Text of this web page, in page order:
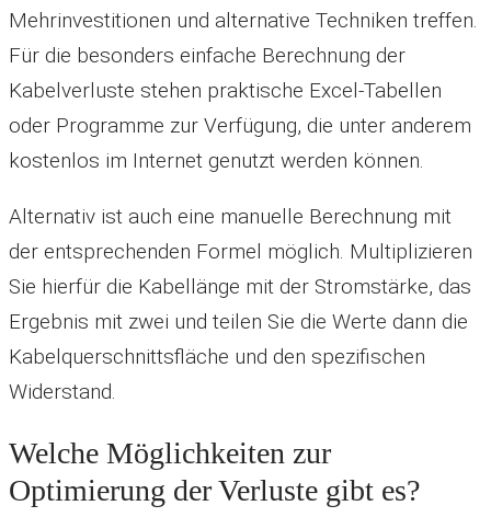
Mehrinvestitionen und alternative Techniken treffen.
Für die besonders einfache Berechnung der
Kabelverluste stehen praktische Excel-Tabellen
oder Programme zur Verfügung, die unter anderem
kostenlos im Internet genutzt werden können.
Alternativ ist auch eine manuelle Berechnung mit
der entsprechenden Formel möglich. Multiplizieren
Sie hierfür die Kabellänge mit der Stromstärke, das
Ergebnis mit zwei und teilen Sie die Werte dann die
Kabelquerschnittsfläche und den spezifischen
Widerstand.
Welche Möglichkeiten zur
Optimierung der Verluste gibt es?